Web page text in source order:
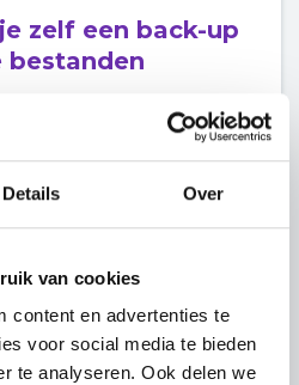
Details Over
van cookies
content en advertenties te
voor social media te bieden
te analyseren. Ook delen we
zelf een back-up
bestanden
maakt van je
lees je in de volgende
je website
bij ons? Vergeet
back-up van je e-mail